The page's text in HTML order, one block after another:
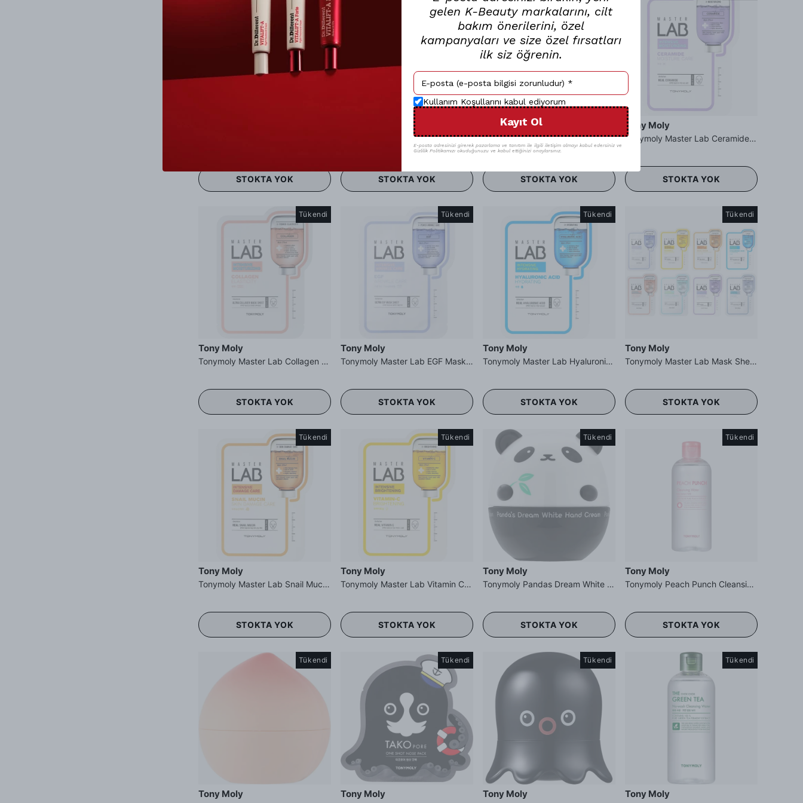
STOKTA YOK
Tonymoly Master Lab Caviar Mask Sheet - Havyar Maskesi
STOKTA YOK
Tony Moly
Tonymoly Master Lab Centella Asiatica Mask Sheet - Gotu Kola Maskesi
STOKTA YOK
Tony Moly
Tonymoly Master Lab Ceramide Mask Sheet - Seramit Maskesi
STOKTA YOK
Tükendi
Tony Moly
Tonymoly Master Lab Collagen Mask Sheet - Kolajen Maskesi
STOKTA YOK
Tükendi
Tony Moly
Tonymoly Master Lab EGF Mask Sheet - Kırışıklık Önleyici EGF Maskesi
STOKTA YOK
Tükendi
Tony Moly
Tonymoly Master Lab Hyaluronic Acid Mask Sheet - Hyalüronik Asit Maskesi
STOKTA YOK
Tükendi
Tony Moly
Tonymoly Master Lab Mask Sheet Set - Master Lab Maske Seti
STOKTA YOK
Tükendi
Tony Moly
Tonymoly Master Lab Snail Mucin Mask Sheet - Salyangoz Müsin Maskesi
STOKTA YOK
Tükendi
Tony Moly
Tonymoly Master Lab Vitamin C Mask Sheet - C Vitamin Maskesi
STOKTA YOK
Tükendi
Tony Moly
Tonymoly Pandas Dream White Hand Cream - El Kremi
STOKTA YOK
Tükendi
Tony Moly
Tonymoly Peach Punch Cleansing Water - Şeftali Özlü Temizleme Suyu
STOKTA YOK
Tükendi
Tony Moly
Tükendi
Tony Moly
Tükendi
Tony Moly
Tükendi
Tony Moly
gelen K-Beauty markalarını, cilt
bakım önerilerini, özel
kampanyaları ve size özel fırsatları
ilk siz öğrenin.
Kullanım Koşullarını kabul ediyorum
Kayıt Ol
E-posta adresinizi girerek pazarlama ve tanıtım ile ilgili iletişim almayı kabul edersiniz ve
Gizlilik Politikamızı okuduğunuzu ve kabul ettiğinizi onaylarsınız.